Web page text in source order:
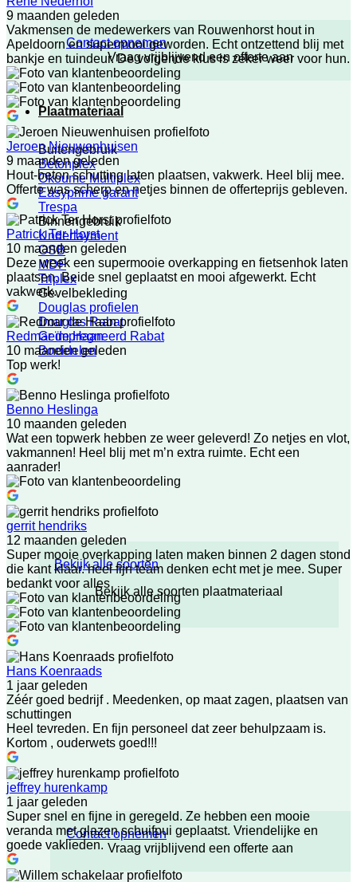
Contact opnemen
Vraag vrijblijvend een offerte aan
Plaatmateriaal
Buitengebruik
Betonplex
Okoume Multiplex
Easyprime garant
Trespa
Binnengebruik
Underlayment
OSB
MDF
Triplex
Gevelbekleding
Douglas profielen
Douglas Rabat
Geïmpregneerd Rabat
Boeidelen
Bekijk alle soorten
Bekijk alle soorten plaatmateriaal
Contact opnemen
Vraag vrijblijvend een offerte aan
9 maanden geleden
Vakmensen de medewerkers van Rouwenhorst hout in
Apeldoorn en supermooi geworden. Echt ontzettend blij met
bankje en tuindeur. De volgende klus is zeker weer voor hun.
Jeroen Nieuwenhuisen
9 maanden geleden
Hout-beton schutting laten plaatsen, vakwerk. Heel blij mee.
Offerte was scherp en netjes binnen de offerteprijs gebleven.
Patrick Ter Horst
10 maanden geleden
Deze week een supermooie overkapping en fietsenhok laten
plaatsen. Beide snel geplaatst en mooi afgewerkt. Echt
vakwerk.
Redmar de Haan
10 maanden geleden
Top werk!
Benno Heslinga
10 maanden geleden
Wat een topwerk hebben ze weer geleverd! Zo netjes en vlot,
vakmannen! Heel blij met m’n extra ruimte. Echt een
aanrader!
gerrit hendriks
12 maanden geleden
Super mooie overkapping laten maken binnen 2 dagen stond
die kant klaar. heel fijn team denken echt met je mee. Super
bedankt voor alles
Hans Koenraads
1 jaar geleden
Zéér goed bedrijf . Meedenken, op maat zagen, plaatsen van
schuttingen
Heel tevreden. En fijn personeel dat zeer behulpzaam is.
Kortom , ouderwets goed!!!
jeffrey hurenkamp
1 jaar geleden
Super snel en fijne in geregeld. Ze hebben een mooie
veranda met glazen schuifpui geplaatst. Vriendelijke en
goede vaklieden.